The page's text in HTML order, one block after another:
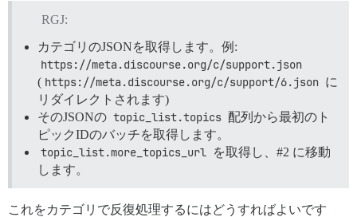
RGJ:
カテゴリのJSONを取得します。例:
https://meta.discourse.org/c/support.json
( https://meta.discourse.org/c/support/6.json に
リダイレクトされます)
そのJSONの topic_list.topics 配列から最初のト
ピックIDのバッチを取得します。
topic_list.more_topics_url を取得し、 #2 に移動
します。
これをカテゴリで反復処理するにはどうすればよいです